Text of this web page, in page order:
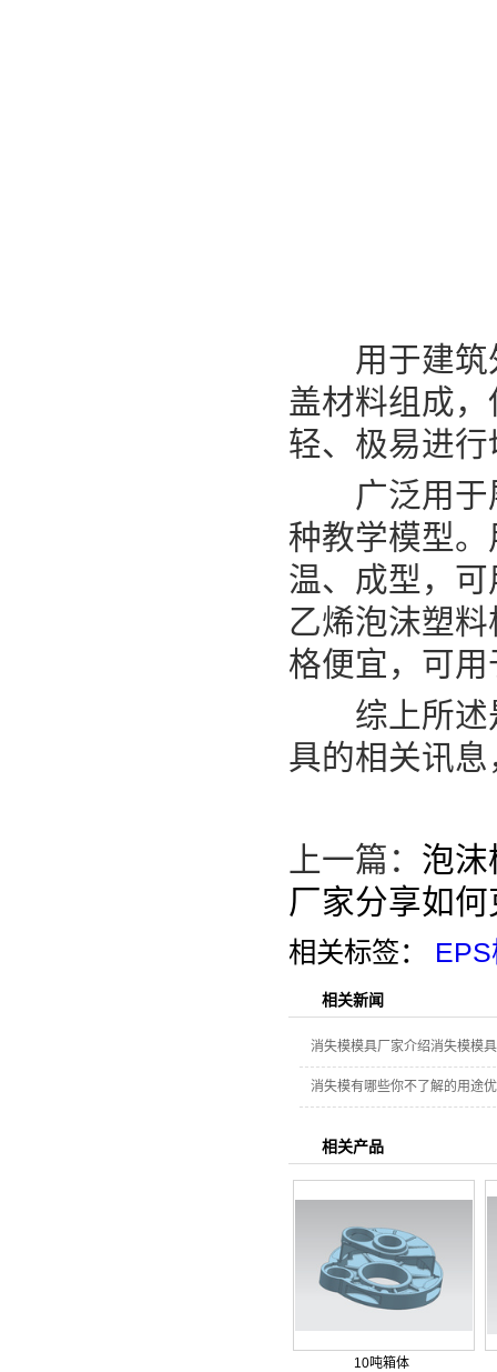
用于建筑外
盖材料组成
轻、极易进
广泛用于展
种教学模型
温、成型，
乙烯泡沫塑
格便宜，可
综上所述是
具的相关讯
上一篇： 泡沫
厂家分享如
相关标签：
相关新闻
消失模模具厂家介绍消失模模
消失模有哪些你不了解的用途
相关产品
10吨箱体